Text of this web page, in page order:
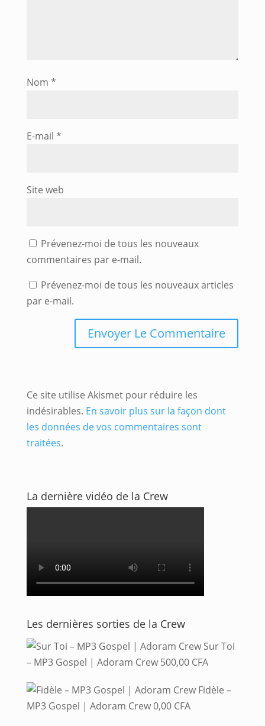
Nom *
E-mail *
Site web
Prévenez-moi de tous les nouveaux
commentaires par e-mail.
Prévenez-moi de tous les nouveaux articles
par e-mail.
Ce site utilise Akismet pour réduire les
indésirables. En savoir plus sur la façon dont
les données de vos commentaires sont
traitées.
La dernière vidéo de la Crew
Les dernières sorties de la Crew
Sur Toi
– MP3 Gospel | Adoram Crew 500,00 CFA
Fidèle –
MP3 Gospel | Adoram Crew0,00 CFA